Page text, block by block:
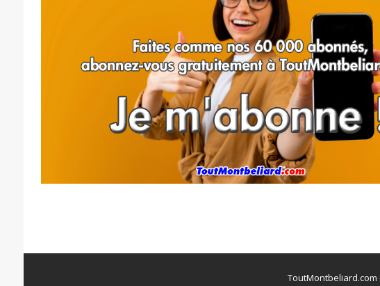
ToutMontbeliard.com